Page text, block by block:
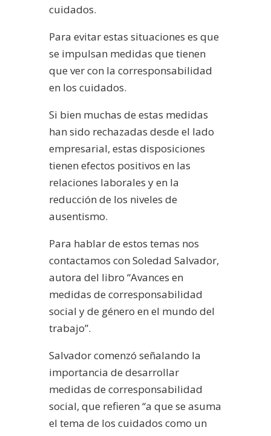
cuidados.
Para evitar estas situaciones es que
se impulsan medidas que tienen
que ver con la corresponsabilidad
en los cuidados.
Si bien muchas de estas medidas
han sido rechazadas desde el lado
empresarial, estas disposiciones
tienen efectos positivos en las
relaciones laborales y en la
reducción de los niveles de
ausentismo.
Para hablar de estos temas nos
contactamos con Soledad Salvador,
autora del libro “Avances en
medidas de corresponsabilidad
social y de género en el mundo del
trabajo”.
Salvador comenzó señalando la
importancia de desarrollar
medidas de corresponsabilidad
social, que refieren “a que se asuma
el tema de los cuidados como un